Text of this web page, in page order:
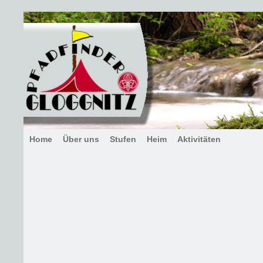
Home Über uns Stufen Heim Aktivitäten